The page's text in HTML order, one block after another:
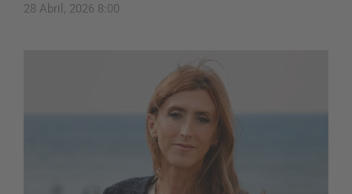
28 Abril, 2026 8:00